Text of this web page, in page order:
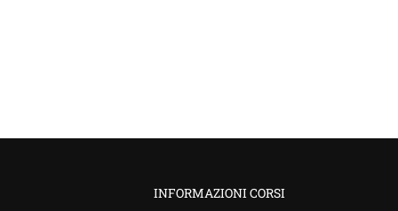
INFORMAZIONI CORSI